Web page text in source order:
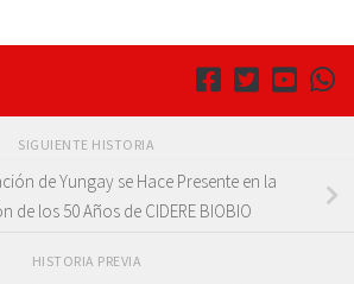
SIGUIENTE HISTORIA
de Yungay se Hace Presente en la
de los 50 Años de CIDERE BIOBIO
HISTORIA PREVIA